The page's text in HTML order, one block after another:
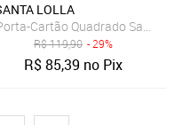
Grey
LOLLA
Cartão Quadrado Santa
R$119,90 - 29%
R$85,39 no Pix